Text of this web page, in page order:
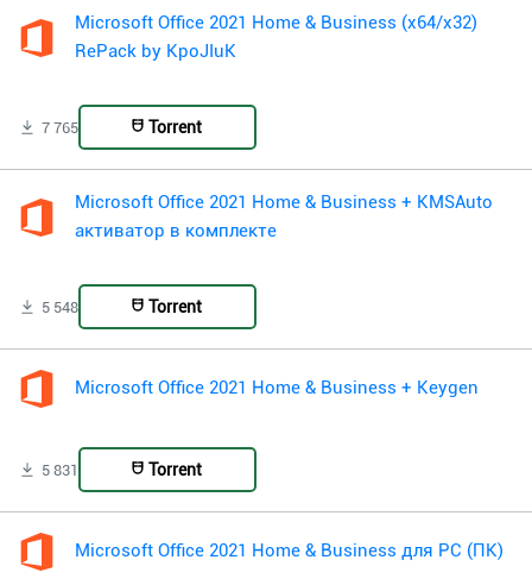
Microsoft Office 2021 Home & Business (x64/x32)
RePack by KpoJIuK
7 765 Torrent
Microsoft Office 2021 Home & Business + KMSAuto
активатор в комплекте
5 548 Torrent
Microsoft Office 2021 Home & Business + Keygen
5 831 Torrent
Microsoft Office 2021 Home & Business для PC (ПК)